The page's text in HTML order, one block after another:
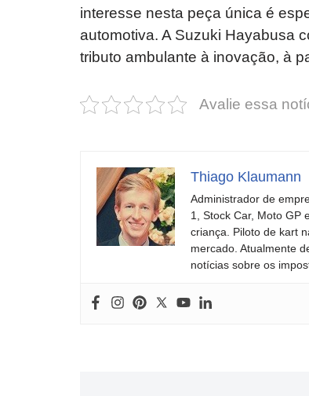
interesse nesta peça única é
automotiva. A Suzuki Hayabusa
tributo ambulante à inovação, à
Avalie essa
Thiago Klaumann
Administrador de
1, Stock Car, Moto GP
criança. Piloto de kart
mercado. Atualmente
notícias sobre os